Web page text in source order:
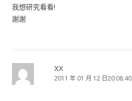
我想研究看看!
謝謝
XX
2011 年 01 月 12 日20:08:40